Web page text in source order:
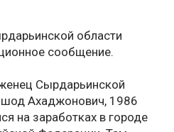
области
сообщение.
Сырдарьинской
Ахаджонович, 1986
на заработках в городе